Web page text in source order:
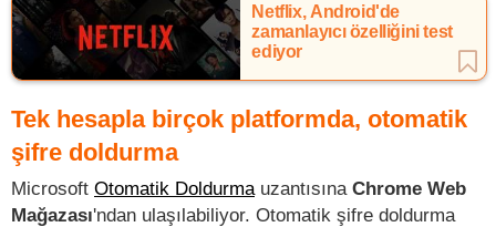
Netflix, Android'de
zamanlayıcı özelliğini test
ediyor
Tek hesapla birçok platformda, otomatik
şifre doldurma
Microsoft Otomatik Doldurma uzantısına Chrome Web
Mağazası'ndan ulaşılabiliyor. Otomatik şifre doldurma